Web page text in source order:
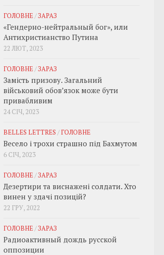
ГОЛОВНЕ/ЗАРАЗ
«Гендерно-нейтральный бог», или
Антихристианство Путина
22 ЛЮТ, 2023
ГОЛОВНЕ/ЗАРАЗ
Замість призову. Загальний
військовий обовʼязок може бути
привабливим
24 СІЧ, 2023
BELLES LETTRES /ГОЛОВНЕ
Весело і трохи страшно під Бахмутом
6 СІЧ, 2023
ГОЛОВНЕ/ЗАРАЗ
Дезертири та виснажені солдати. Хто
винен у здачі позицій?
22 ГРУ, 2022
ГОЛОВНЕ/ЗАРАЗ
Радиоактивный дождь русской
оппозиции